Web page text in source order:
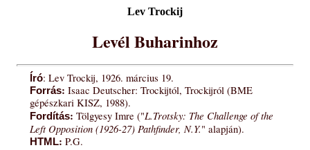
Lev Trockij
Levél Buharinhoz
Író: Lev Trockij, 1926. március 19.
Forrás: Isaac Deutscher: Trockijtól, Trockijról (BME
gépészkari KISZ, 1988).
Fordítás: Tölgyesy Imre ("L.Trotsky: The Challenge of the
Left Opposition (1926-27) Pathfinder, N.Y." alapján).
HTML: P.G.